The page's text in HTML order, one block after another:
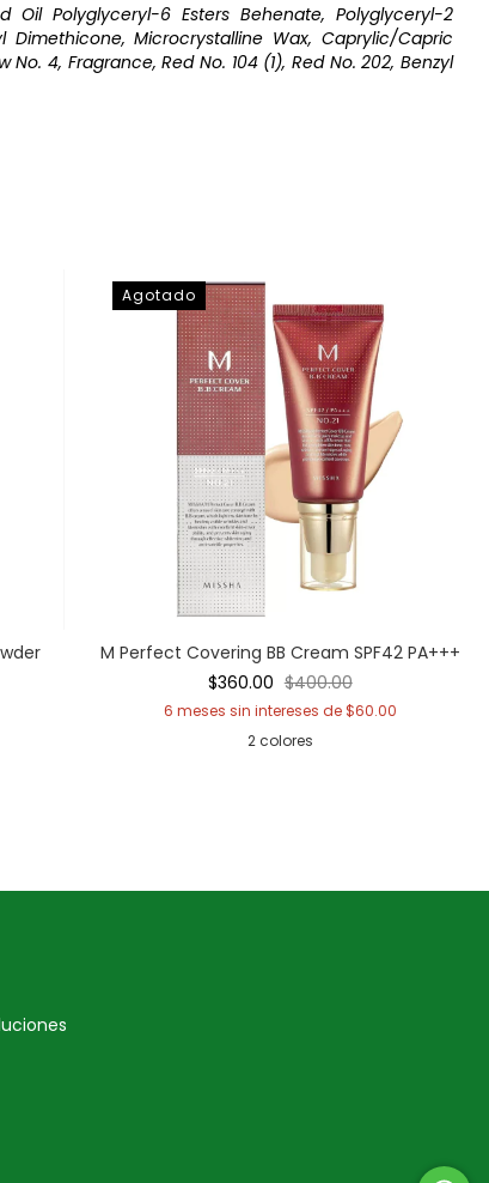
Oil Polyglyceryl-6 Esters Behenate, Polyglyceryl-2
Dimethicone, Microcrystalline Wax, Caprylic/Capric
4, Fragrance, Red No. 104 (1), Red No. 202, Benzyl
Agotado
M Perfect Covering BB Cream SPF42 PA+++
$360.00 $400.00
6 meses sin intereses de$60.00
2 colores